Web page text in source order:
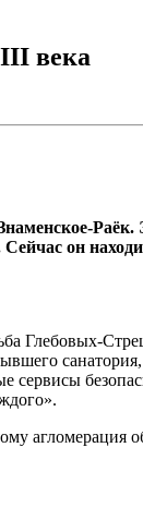
века
Раёк.
он
Глебовых-
санатория,
сервисы
агломерация